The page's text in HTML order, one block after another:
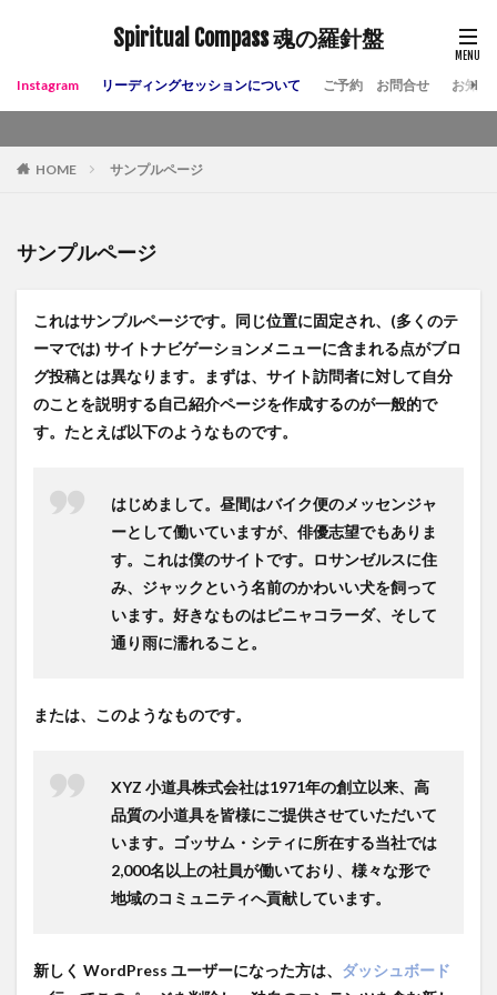
Spiritual Compass 魂の羅針盤
Instagram リーディングセッションについて ご予約 お問合せ お知ら
HOME サンプルページ
サンプルページ
これはサンプルページです。同じ位置に固定され、(多くのテ
ーマでは) サイトナビゲーションメニューに含まれる点がブロ
グ投稿とは異なります。まずは、サイト訪問者に対して自分
のことを説明する自己紹介ページを作成するのが一般的で
す。たとえば以下のようなものです。
はじめまして。昼間はバイク便のメッセンジャ
ーとして働いていますが、俳優志望でもありま
す。これは僕のサイトです。ロサンゼルスに住
み、ジャックという名前のかわいい犬を飼って
います。好きなものはピニャコラーダ、そして
通り雨に濡れること。
または、このようなものです。
XYZ 小道具株式会社は1971年の創立以来、高
品質の小道具を皆様にご提供させていただいて
います。ゴッサム・シティに所在する当社では
2,000名以上の社員が働いており、様々な形で
地域のコミュニティへ貢献しています。
新しく WordPress ユーザーになった方は、 ダッシュボード